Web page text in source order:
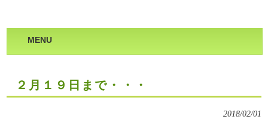
MENU
２月１９日まで・・・
2018/02/01